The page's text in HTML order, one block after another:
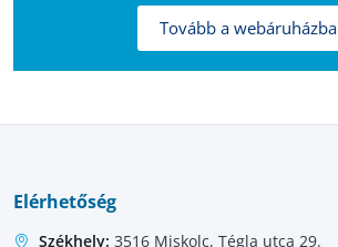
Tovább a webáruházba
Elérhetőség
Székhely: 3516 Miskolc, Tégla utca 29.